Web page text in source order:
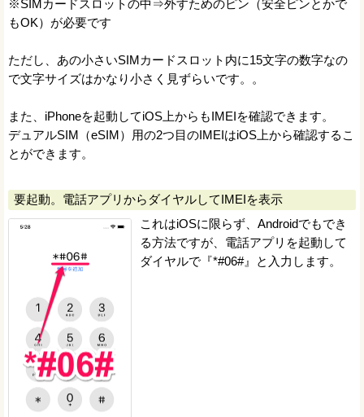
※SIMカードスロットの中⇒外すためのピン（安全ピンとかで
もOK）が必要です
ただし、あの小さいSIMカードスロット内に15文字の数字なの
で文字サイズはかなり小さく見ずらいです。。
また、iPhoneを起動してiOS上からもIMEIを確認できます。
デュアルSIM（eSIM）用の2つ目のIMEIはiOS上から確認するこ
とができます。
要起動。電話アプリからダイヤルしてIMEIを表示
これはiOSに限らず、Androidでもでき
る方法ですが、電話アプリを起動して
ダイヤルで『*#06#』と入力します。